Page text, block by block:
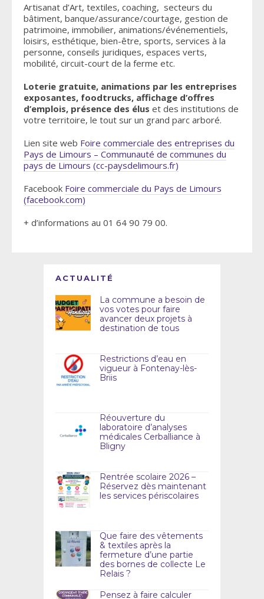
Artisanat d’Art, textiles, coaching, secteurs du
bâtiment, banque/assurance/courtage, gestion de
patrimoine, immobilier, animations/événementiels,
loisirs, esthétique, bien-être, sports, services à la
personne, conseils juridiques, espaces verts,
mobilité, circuit-court de la ferme etc.
Loterie gratuite, animations par les entreprises
exposantes, foodtrucks, affichage d’offres
d’emplois, présence des élus et des institutions de
votre territoire, le tout sur un grand parc arboré.
Lien site web Foire commerciale des entreprises du
Pays de Limours – Communauté de communes du
pays de Limours (cc-paysdelimours.fr)
Facebook Foire commerciale du Pays de Limours
(facebook.com)
+ d’informations au 01 64 90 79 00.
ACTUALITÉ
La commune a besoin de
vos votes pour faire
avancer deux projets à
destination de tous
Restrictions d’eau en
vigueur à Fontenay-lès-
Briis
Réouverture du
laboratoire d’analyses
médicales Cerballiance à
Bligny
Rentrée scolaire 2026 –
Réservez dès maintenant
les services périscolaires
Que faire des vêtements
& textiles après la
fermeture d’une partie
des bornes de collecte Le
Relais ?
Pensez à faire calculer